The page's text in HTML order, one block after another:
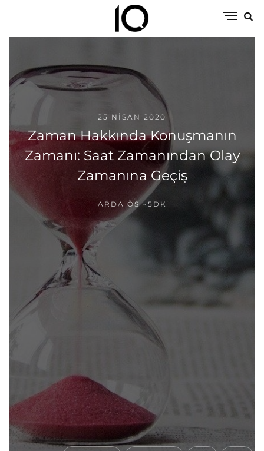
25 NISAN 2020
Zaman Hakkında Konuşmanın
Zamanı: Saat Zamanından Olay
Zamanına Geçiş
ARDA ÖS ~5DK